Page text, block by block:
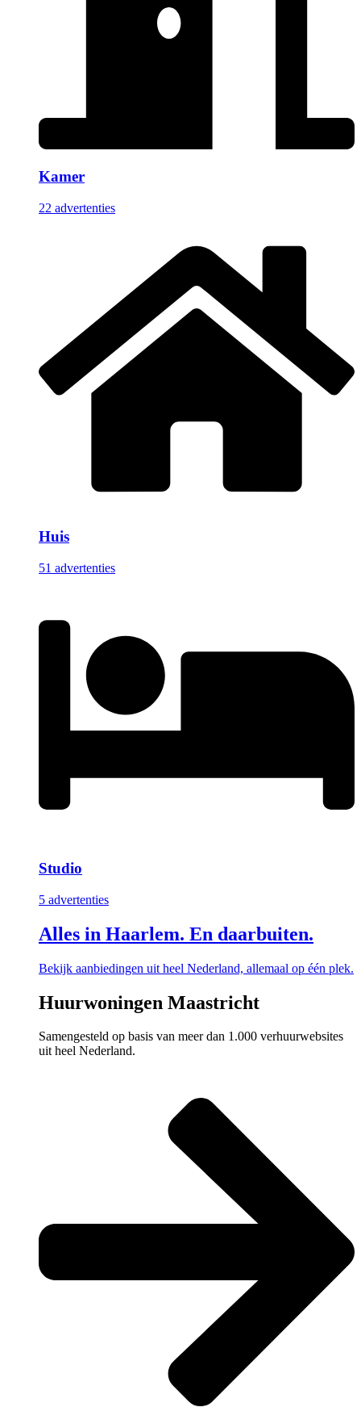
Kamer
22 advertenties
Huis
51 advertenties
Studio
5 advertenties
Alles in Haarlem. En daarbuiten.
Bekijk aanbiedingen uit heel Nederland, allemaal op één plek.
Huurwoningen Maastricht
Samengesteld op basis van meer dan 1.000 verhuurwebsites
uit heel Nederland.